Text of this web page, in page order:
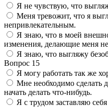
Я не чувствую, что
Меня тревожит, что я
непривлекательным.
Я знаю, что в моей
изменения, делающие меня
Я знаю, что выгляжу
Вопрос 15
Я могу работать так же
Мне необходимо сделать
начать делать что-нибудь.
Я с трудом заставляю